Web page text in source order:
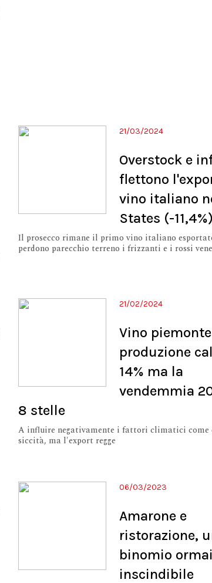
21/03/2024
Overstock e
flettono
vino italiano
States (-11,4%)
Il prosecco rimane il primo vino italiano
perdono parecchio terreno i frizzanti e i rossi
21/02/2024
Vino
produzione
14% ma la
vendemmia
8 stelle
A influire negativamente i fattori climatici come
siccità, ma l'export regge
06/03/2023
Amarone e
ristorazione,
binomio ormai
inscindibile